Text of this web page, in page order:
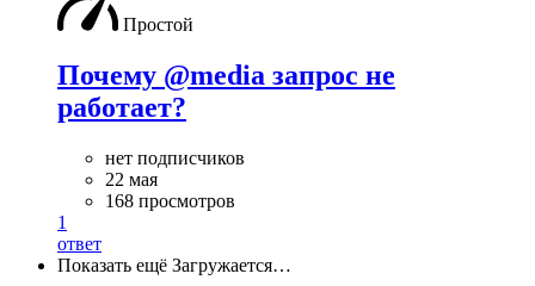
Простой
Почему @media запрос не
работает?
нет подписчиков
22 мая
168 просмотров
1
ответ
Показать ещё Загружается…